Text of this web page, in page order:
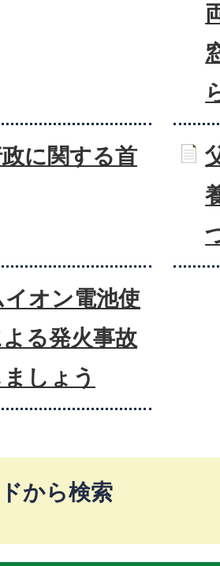
に関する首
イオン電池使
る発火事故
しょう
から検索